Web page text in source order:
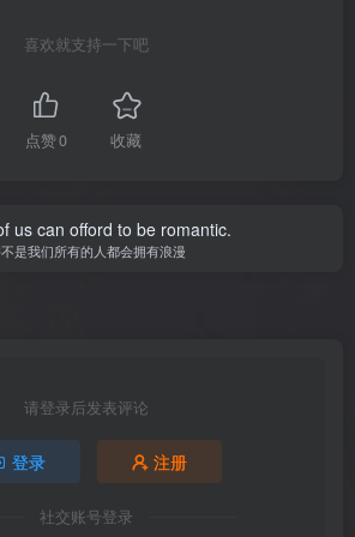
喜欢就支持一下吧
点赞0 收藏
us can offord to be romantic.
是我们所有的人都会拥有浪漫
请登录后发表评论
登录 注册
社交账号登录